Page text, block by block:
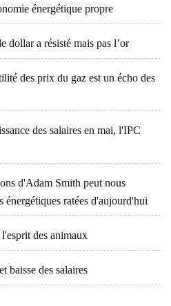
énergétique propre
dollar a résisté mais pas l’or
des prix du gaz est un écho des
des salaires en mai, l'IPC
d'Adam Smith peut nous
énergétiques ratées d'aujourd'hui
des animaux
baisse des salaires